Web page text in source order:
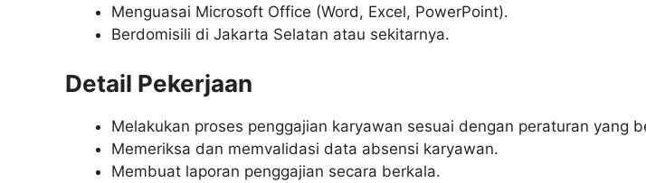
Menguasai Microsoft Office (Word, Excel, PowerPoint).
Berdomisili di Jakarta Selatan atau sekitarnya.
Detail Pekerjaan
Melakukan proses penggajian karyawan sesuai dengan peraturan yang
Memeriksa dan memvalidasi data absensi karyawan.
Membuat laporan penggajian secara berkala.